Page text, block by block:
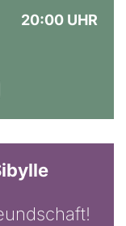
20:00 UHR